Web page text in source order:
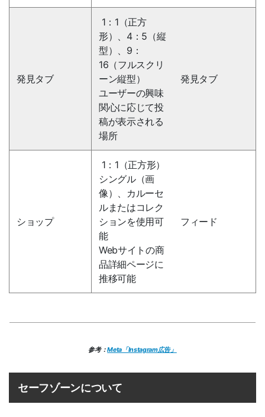
発見タブ
1：1（正方
形）、4：5（縦
型）、9：
16（フルスクリ
ーン縦型）
ユーザーの興味
関心に応じて投
稿が表示される
場所
発見タブ
ショップ
1：1（正方形）
シングル（画
像）、カルーセ
ルまたはコレク
ションを使用可
能
Webサイトの商
品詳細ページに
推移可能
フィード
参考：Meta「Instagram広告」
セーフゾーンについて